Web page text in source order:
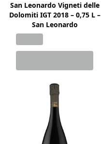
San Leonardo Vigneti delle
Dolomiti IGT 2018 – 0,75 L –
San Leonardo